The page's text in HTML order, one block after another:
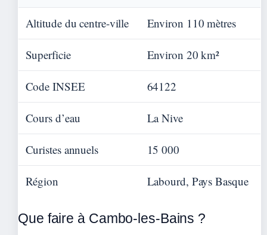
Altitude du centre-ville Environ 110 mètres
Superficie Environ 20 km²
Code INSEE 64122
Cours d’eau La Nive
Curistes annuels 15 000
Région Labourd, Pays Basque
Que faire à Cambo-les-Bains ?